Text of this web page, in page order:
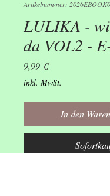
Artikelnummer:
LULIKA -
da VOL2 -
9,99 €Preis
inkl. MwSt.
In den